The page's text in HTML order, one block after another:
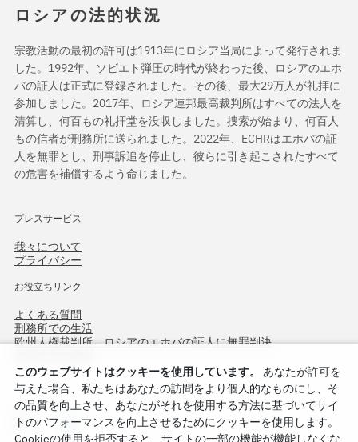
ロシアの法的状況
宗教活動の最初の許可は1913年にロシア当局によって発行されま
した。1992年、ソビエト弾圧の時代が終わった後、ロシアのエホ
バの証人は正式に登録されました。その後、最大29万人が礼拝に
参加しました。2017年、ロシア連邦最高裁判所はすべての法人を
清算し、何百もの礼拝堂を没収しました。捜索が始まり、何百人
もの信者が刑務所に送られました。2022年、ECHRはエホバの証
人を無罪とし、刑事訴追を停止し、彼らに引き起こされたすべて
の危害を補償するよう命じました。
プレスサービス
我々について
プライバシー
お役立ちリンク
よくある質問
刑務所での生活
欧州人権裁判所、ロシアのエホバの証人に無罪判決
このウェブサイトはクッキーを使用しています。
あなたが許可を
与えた場合、私たちはあなたの訪問をより個人的なものにし、そ
の品質を向上させ、あなたがそれを使用する方法に基づいてサイ
トのパフォーマンスを向上させるためにクッキーを使用します。
Cookieの使用を拒否すると、サイトの一部の機能が機能しなくな